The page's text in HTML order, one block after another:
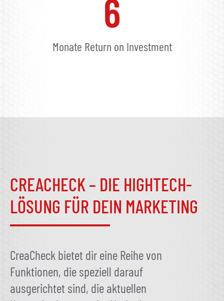
Monate Return on Investment
6
CREACHECK – DIE HIGHTECH-
LÖSUNG FÜR DEIN MARKETING
CreaCheck bietet dir eine Reihe von
Funktionen, die speziell darauf
ausgerichtet sind, die aktuellen